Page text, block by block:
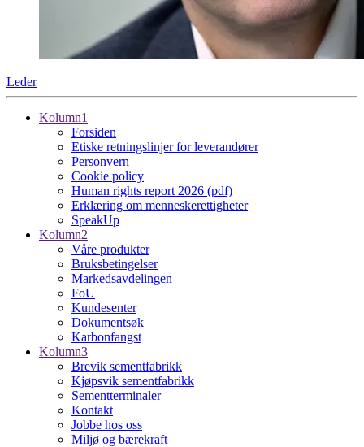
Leder
Kolumn1
Forsiden
Etiske retningslinjer for leverandører
Personvern
Cookie policy
Human rights report 2026 (pdf)
Erklæring om menneskerettigheter
SpeakUp
Kolumn2
Våre produkter
Bruksbetingelser
Markedsavdelingen
FoU
Kundesenter
Dokumentsøk
Karbonfangst
Kolumn3
Brevik sementfabrikk
Kjøpsvik sementfabrikk
Sementterminaler
Kontakt
Jobbe hos oss
Miljø og bærekraft